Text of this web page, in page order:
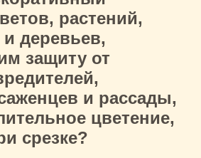
растений,
и деревьев,
защиту от
и рассады,
цветение,
срезке?